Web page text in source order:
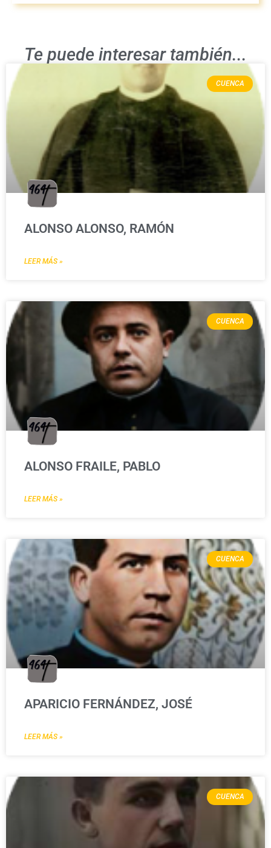
Te puede interesar también...
CUENCA
ALONSO ALONSO, RAMÓN
LEER MÁS »
CUENCA
ALONSO FRAILE, PABLO
LEER MÁS »
CUENCA
APARICIO FERNÁNDEZ, JOSÉ
LEER MÁS »
CUENCA